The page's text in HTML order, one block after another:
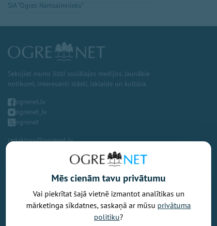
SIA "Ogres Namsaimnieks"
Sekojiet mums līdzi sociālajos medijos. Jaunākie
notikumi, interesanti stāsti, izklaide un kultūra.
ogrenet.lv
ogrenet_lv
ogrenet
redaktors@ogrenet.lv
Vēlaties izteikt savu viedokli par portālu? Pamanījāt kļūdu? Ir
problēma, ko vēlaties apspriest publiski? Vēlaties iesūtīt rakstu par
Jums aktuālu tēmu? Varbūt Jums vajadzīgs padoms? Rakstiet uz
Mēs cienām tavu privātumu
Vai piekrītat šajā vietnē izmantot analītikas un
mārketinga sīkdatnes, saskaņā ar mūsu privātuma
politiku?